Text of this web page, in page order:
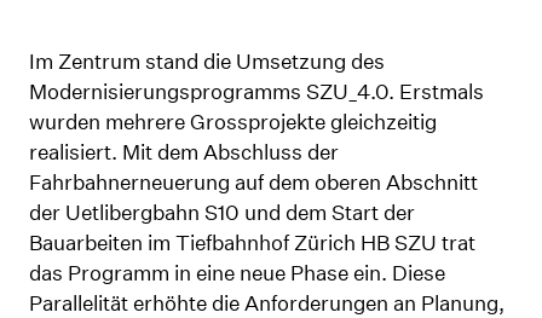
Im Zentrum stand die Umsetzung des
Modernisierungsprogramms SZU_4.0. Erstmals
wurden mehrere Grossprojekte gleichzeitig
realisiert. Mit dem Abschluss der
Fahrbahnerneuerung auf dem oberen Abschnitt
der Uetlibergbahn S10 und dem Start der
Bauarbeiten im Tiefbahnhof Zürich HB SZU trat
das Programm in eine neue Phase ein. Diese
Parallelität erhöhte die Anforderungen an Planung,